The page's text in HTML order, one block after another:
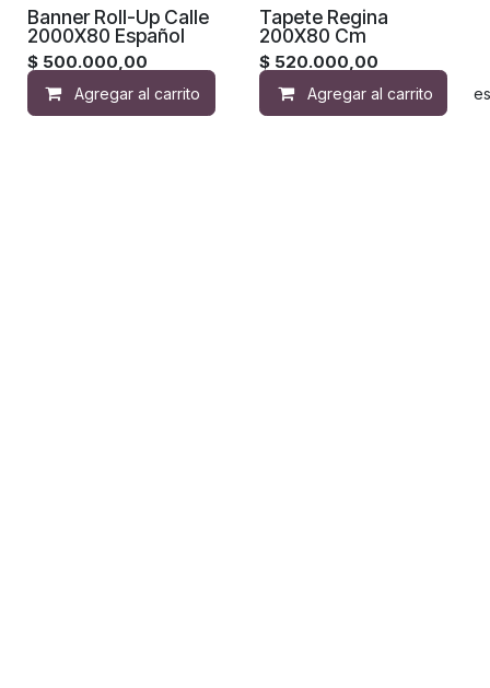
Banner Roll-Up Calle
2000X80 Español
$ 500.000,00
Agregar al carrito Agregar a la lista de
Tapete Regina
200X80 Cm
$ 520.000,00
Agregar al carrito